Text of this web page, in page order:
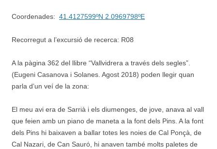
Coordenades: 41.4127599ºN 2.0969798ºE
Recorregut a l’excursió de recerca: R08
A la pàgina 362 del llibre “Vallvidrera a través dels segles”.
(Eugeni Casanova i Solanes. Agost 2018) poden llegir quan
parla d’un veí de la zona:
El meu avi era de Sarrià i els diumenges, de jove, anava al vall
que feien amb un piano de maneta a la font dels Pins. A la font
dels Pins hi baixaven a ballar totes les noies de Cal Ponçà, de
Cal Nazari, de Can Sauró, hi anaven també molts paletes de